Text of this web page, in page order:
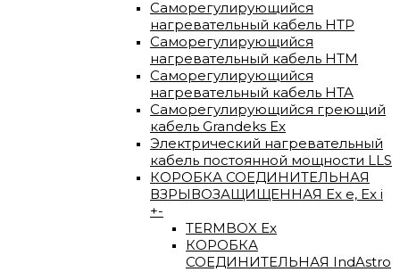
Саморегулирующийся
нагревательный кабель HTP
Саморегулирующийся
нагревательный кабель HTM
Саморегулирующийся
нагревательный кабель HTA
Саморегулирующийся греющий
кабель Grandeks Ex
Электрический нагревательный
кабель постоянной мощности LLS
КОРОБКА СОЕДИНИТЕЛЬНАЯ
ВЗРЫВОЗАЩИЩЕННАЯ Ex e, Ex i
+-
TERMBOX Еx
КОРОБКА
СОЕДИНИТЕЛЬНАЯ IndAstro